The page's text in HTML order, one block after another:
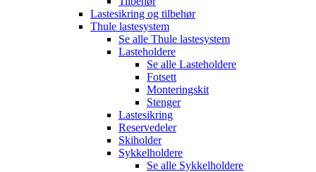
Lastesikring og tilbehør
Thule lastesystem
Se alle Thule lastesystem
Lasteholdere
Se alle Lasteholdere
Fotsett
Monteringskit
Stenger
Lastesikring
Reservedeler
Skiholder
Sykkelholdere
Se alle Sykkelholdere